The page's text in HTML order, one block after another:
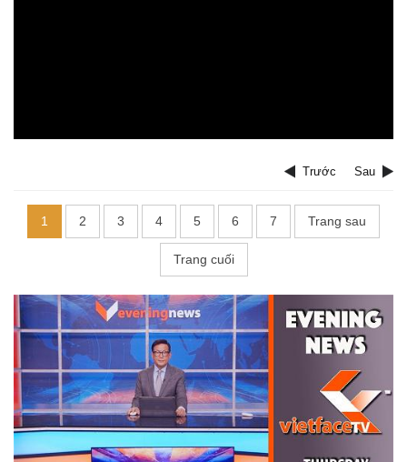
Trước Sau
1 2 3 4 5 6 7 Trang sau
Trang cuối